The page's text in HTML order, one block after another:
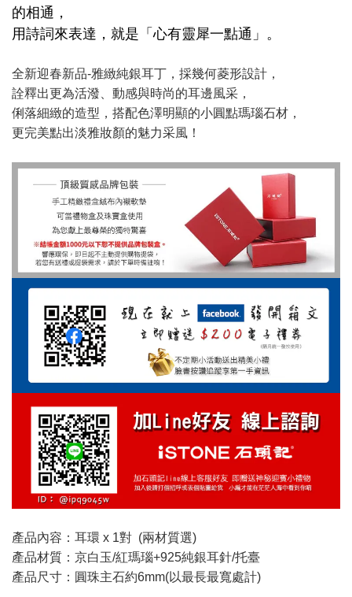
的相通，
用詩詞來表達，就是「心有靈犀一點通」。
全新迎春新品-雅緻純銀耳丁，採幾何菱形設計，
詮釋出更為活潑、動感與時尚的耳邊風采，
俐落細緻的造型，搭配色澤明顯的小圓點瑪瑙石材，
更完美點出淡雅妝顏的魅力采風！
產品內容：耳環 x 1對 (兩材質選)
產品材質：京白玉/紅瑪瑙+925純銀耳針/托臺
產品尺寸：圓珠主石約6mm(以最長最寬處計)